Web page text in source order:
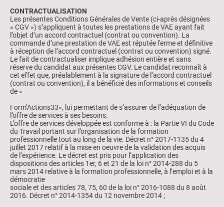
CONTRACTUALISATION
Les présentes Conditions Générales de Vente (ci-après désignées
« CGV ») s’appliquent à toutes les prestations de VAE ayant fait
l’objet d’un accord contractuel (contrat ou convention). La
commande d’une prestation de VAE est réputée ferme et définitive
à réception de l’accord contractuel (contrat ou convention) signé.
Le fait de contractualiser implique adhésion entière et sans
réserve du candidat aux présentes CGV. Le candidat reconnaît à
cet effet que, préalablement à la signature de l’accord contractuel
(contrat ou convention), il a bénéficié des informations et conseils
de «
Form’Actions33», lui permettant de s’assurer de l’adéquation de
l’offre de services à ses besoins.
L’offre de services développée est conforme à : la Partie VI du Code
du Travail portant sur l’organisation de la formation
professionnelle tout au long de la vie. Décret n° 2017-1135 du 4
juillet 2017 relatif à la mise en oeuvre de la validation des acquis
de l’expérience. Le décret est pris pour l’application des
dispositions des articles 1er, 6 et 21 de la loi n° 2014-288 du 5
mars 2014 relative à la formation professionnelle, à l’emploi et à la
démocratie
sociale et des articles 78, 75, 60 de la loi n° 2016-1088 du 8 août
2016. Décret n° 2014-1354 du 12 novembre 2014 ;